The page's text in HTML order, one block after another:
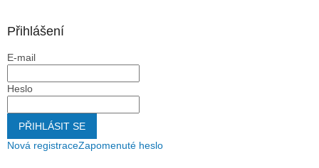
Přihlášení
E-mail
Heslo
PŘIHLÁSIT SE
Nová registraceZapomenuté heslo